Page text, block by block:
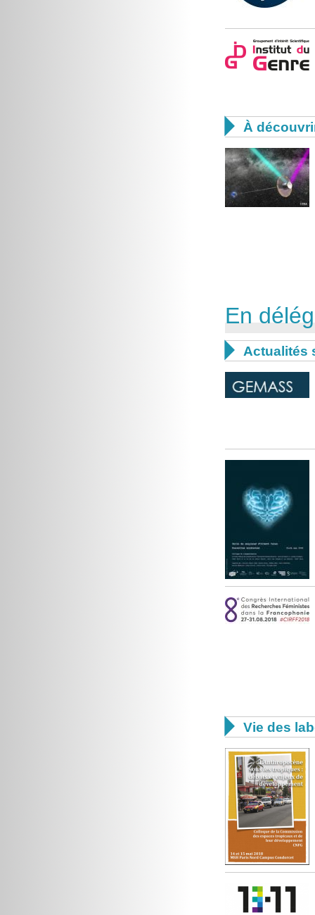
 À
En
 Actualités
 Vie des